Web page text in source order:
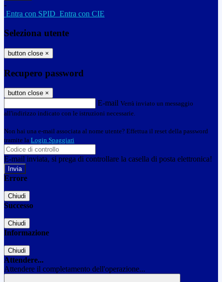
-
Entra con SPID Entra con CIE
Seleziona utente
button close ×
Recupero password
button close ×
E-mail Verrà inviato un messaggio
all'indirizzo indicato con le istruzioni necessarie.
Non hai una e-mail associata al nome utente? Effettua il reset della password
tramite la Login Spaggiari
E-mail inviata, si prega di controllare la casella di posta elettronica!
Errore
Chiudi
Successo
Chiudi
Informazione
Chiudi
Attendere...
Attendere il completamento dell'operazione...